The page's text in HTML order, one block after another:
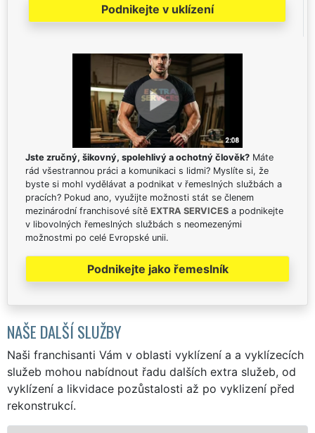
Podnikejte v uklízení
Jste zručný, šikovný, spolehlivý a ochotný člověk? Máte
rád všestrannou práci a komunikaci s lidmi? Myslíte si, že
byste si mohl vydělávat a podnikat v řemeslných službách a
pracích? Pokud ano, využijte možnosti stát se členem
mezinárodní franchisové sítě EXTRA SERVICES a podnikejte
v libovolných řemeslných službách s neomezenými
možnostmi po celé Evropské unii.
Podnikejte jako řemeslník
NAŠE DALŠÍ SLUŽBY
Naši franchisanti Vám v oblasti vyklízení a a vyklízecích
služeb mohou nabídnout řadu dalších extra služeb, od
vyklízení a likvidace pozůstalosti až po vyklizení před
rekonstrukcí.